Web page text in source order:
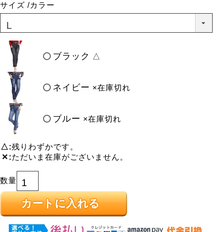
サイズ カラー
ブラック △
ネイビー ×在庫切れ
ブルー ×在庫切れ
△ 残りわずかです。
✕ ただいま在庫がございません。
カートに入れる